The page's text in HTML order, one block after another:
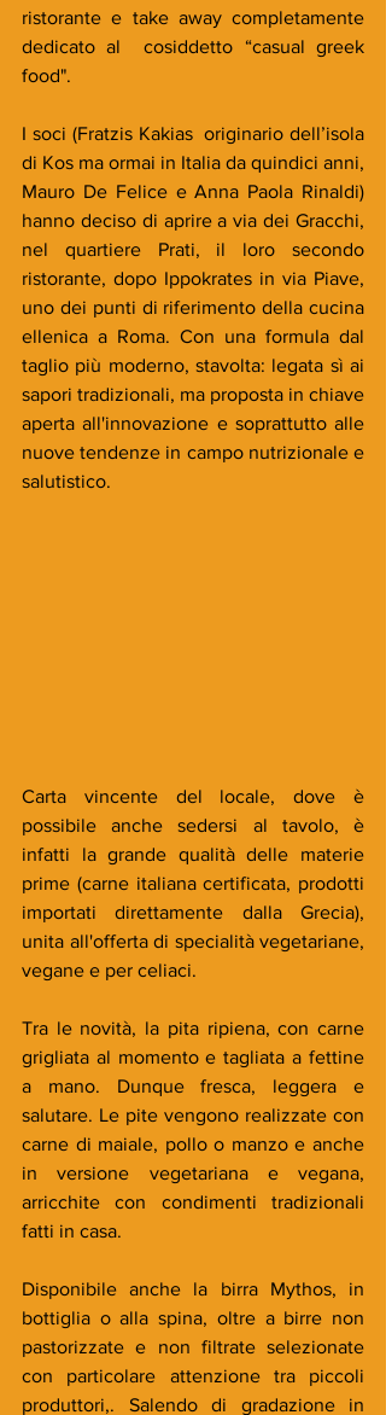
ristorante e take away completamente
dedicato al  cosiddetto “casual greek
food".
I soci (Fratzis Kakias  originario dell’isola
di Kos ma ormai in Italia da quindici anni,
Mauro De Felice e Anna Paola Rinaldi)
hanno deciso di aprire a via dei Gracchi,
nel quartiere Prati, il loro secondo
ristorante, dopo Ippokrates in via Piave,
uno dei punti di riferimento della cucina
ellenica a Roma. Con una formula dal
taglio più moderno, stavolta: legata sì ai
sapori tradizionali, ma proposta in chiave
aperta all'innovazione e soprattutto alle
nuove tendenze in campo nutrizionale e
salutistico.
Carta vincente del locale, dove è
possibile anche sedersi al tavolo, è
infatti la grande qualità delle materie
prime (carne italiana certificata, prodotti
importati direttamente dalla Grecia),
unita all'offerta di specialità vegetariane,
vegane e per celiaci.
Tra le novità, la pita ripiena, con carne
grigliata al momento e tagliata a fettine
a mano. Dunque fresca, leggera e
salutare. Le pite vengono realizzate con
carne di maiale, pollo o manzo e anche
in versione vegetariana e vegana,
arricchite con condimenti tradizionali
fatti in casa.
Disponibile anche la birra Mythos, in
bottiglia o alla spina, oltre a birre non
pastorizzate e non filtrate selezionate
con particolare attenzione tra piccoli
produttori,. Salendo di gradazione in